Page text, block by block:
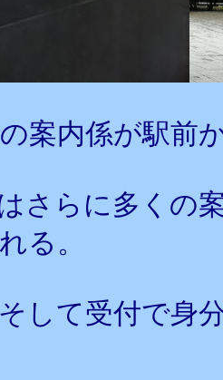
案内係が駅前
さらに多くの
る。
して受付で身